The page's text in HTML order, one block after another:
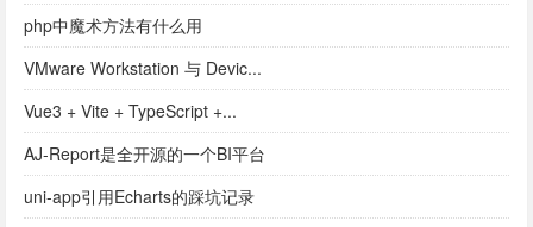
php中魔术方法有什么用
VMware Workstation 与 Devic...
Vue3 + Vite + TypeScript +...
AJ-Report是全开源的一个BI平台
uni-app引用Echarts的踩坑记录